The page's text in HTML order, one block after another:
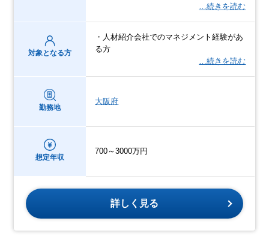
…続きを読む
対象となる方
・人材紹介会社でのマネジメント経験があ
る方
…続きを読む
勤務地
大阪府
想定年収
700～3000万円
詳しく見る